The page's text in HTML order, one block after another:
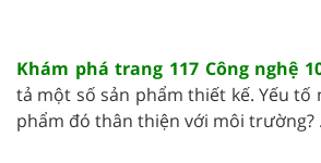
Khám phá trang 117 Công nghệ
tả một số sản phẩm thiết kế. Yếu tố
phẩm đó thân thiện với môi trường?